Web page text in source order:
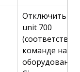
Отключить
unit 700
команде на
оборудовании